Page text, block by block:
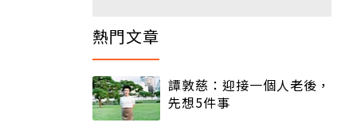
熱門文章
譚敦慈：迎接一個人老後，
先想5件事